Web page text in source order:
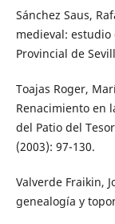
Sánchez Saus,
medieval: estudio
Provincial de
Toajas Roger,
Renacimiento en
del Patio del
(2003): 97-130.
Valverde Fraikin,
genealogía y